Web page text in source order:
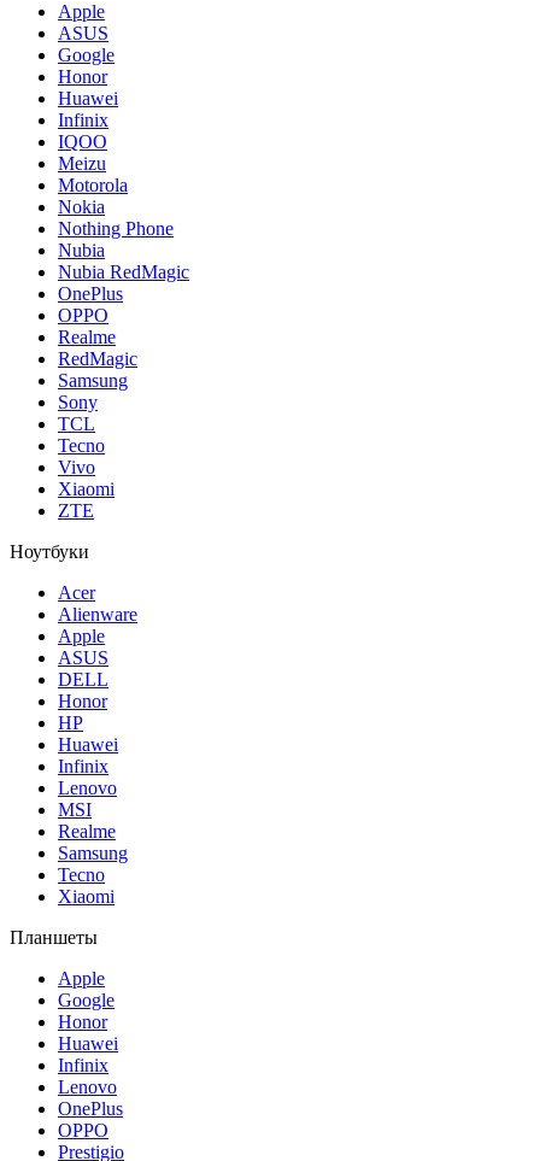
Apple
ASUS
Google
Honor
Huawei
Infinix
IQOO
Meizu
Motorola
Nokia
Nothing Phone
Nubia
Nubia RedMagic
OnePlus
OPPO
Realme
RedMagic
Samsung
Sony
TCL
Tecno
Vivo
Xiaomi
ZTE
Ноутбуки
Acer
Alienware
Apple
ASUS
DELL
Honor
HP
Huawei
Infinix
Lenovo
MSI
Realme
Samsung
Tecno
Xiaomi
Планшеты
Apple
Google
Honor
Huawei
Infinix
Lenovo
OnePlus
OPPO
Prestigio